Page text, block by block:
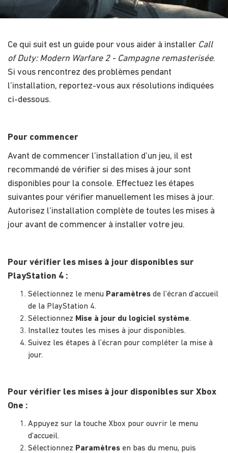
Ce qui suit est un guide pour vous aider à installer Call
of Duty: Modern Warfare 2 - Campagne remasterisée.
Si vous rencontrez des problèmes pendant
l’installation, reportez-vous aux résolutions indiquées
ci-dessous.
Pour commencer
Avant de commencer l’installation d’un jeu, il est
recommandé de vérifier si des mises à jour sont
disponibles pour la console. Effectuez les étapes
suivantes pour vérifier manuellement les mises à jour.
Autorisez l’installation complète de toutes les mises à
jour avant de commencer à installer votre jeu.
Pour vérifier les mises à jour disponibles sur
PlayStation 4 :
Sélectionnez le menu Paramètres de l’écran d’accueil
de la PlayStation 4.
Sélectionnez Mise à jour du logiciel système.
Installez toutes les mises à jour disponibles.
Suivez les étapes à l’écran pour compléter la mise à
jour.
Pour vérifier les mises à jour disponibles sur Xbox
One :
Appuyez sur la touche Xbox pour ouvrir le menu
d’accueil.
Sélectionnez Paramètres en bas du menu, puis